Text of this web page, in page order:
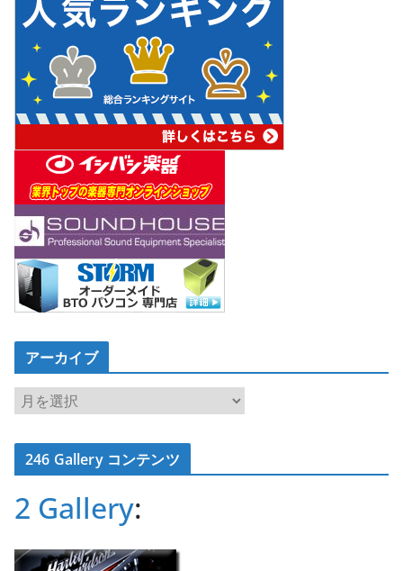
アーカイブ
ア
ー
カ
イ246 Gallery コンテンツ
2 Gallery: